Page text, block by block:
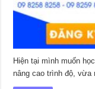
Hiện tại mình muốn
nâng cao trình độ,